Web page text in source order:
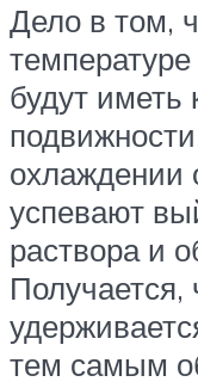
Дело в том,
будут иметь
охлаждении
успевают
раствора и
Получается,
тем самым